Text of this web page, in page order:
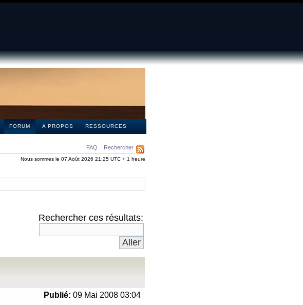
FORUM A PROPOS RESSOURCES
FAQ Rechercher
Nous sommes le 07 Août 2026 21:25 UTC + 1 heure
Rechercher ces résultats:
Publié: 09 Mai 2008 03:04